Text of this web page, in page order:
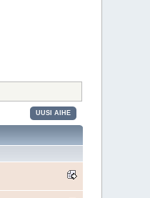
UUSI AIHE